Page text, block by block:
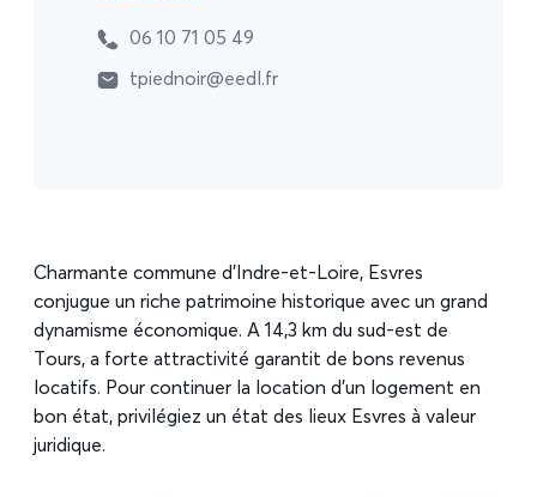
Charmante commune d’Indre-et-Loire, Esvres
conjugue un riche patrimoine historique avec un grand
dynamisme économique. A 14,3 km du sud-est de
Tours, a forte attractivité garantit de bons revenus
locatifs. Pour continuer la location d’un logement en
bon état, privilégiez un état des lieux Esvres à valeur
juridique.
06 10 71 05 49
tpiednoir@eedl.fr